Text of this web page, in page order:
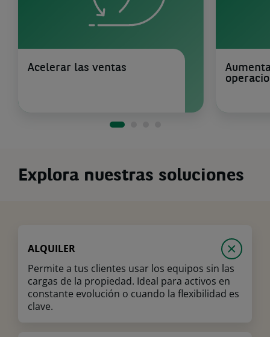
Acelerar las ventas
Explora nuestras soluciones
ALQUILER
Permite a tus clientes usar los equipos sin las
cargas de la propiedad. Ideal para activos en
constante evolución o cuando la flexibilidad es
clave.